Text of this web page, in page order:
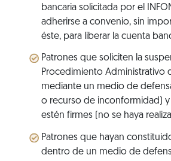
bancaria solicitada por el
adherirse a convenio, sin
éste, para liberar la cuenta
Patrones que soliciten la
Procedimiento Administrativo
mediante un medio de
o recurso de inconformidad)
estén firmes (no se haya
Patrones que hayan
dentro de un medio de